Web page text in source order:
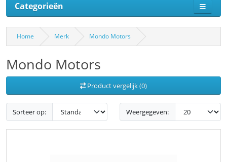
Categorieën
Home Merk Mondo Motors
Mondo Motors
Product vergelijk (0)
Sorteer op: Weergegeven: